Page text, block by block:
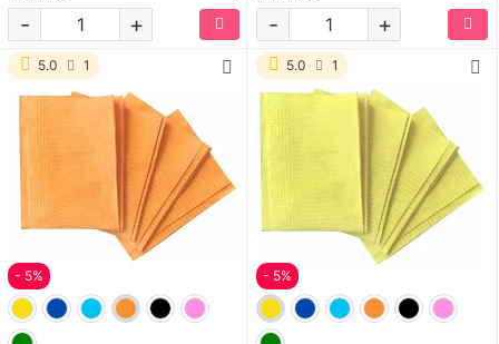
+
- +
-
5.0 1
- 5%
5.0 1
- 5%